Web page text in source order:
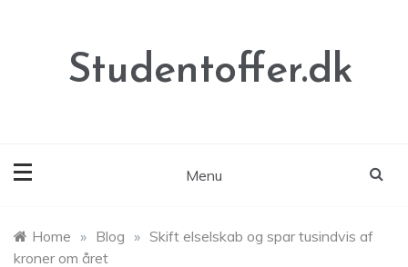
Studentoffer.dk
Menu
Home » Blog » Skift elselskab og spar tusindvis af
kroner om året